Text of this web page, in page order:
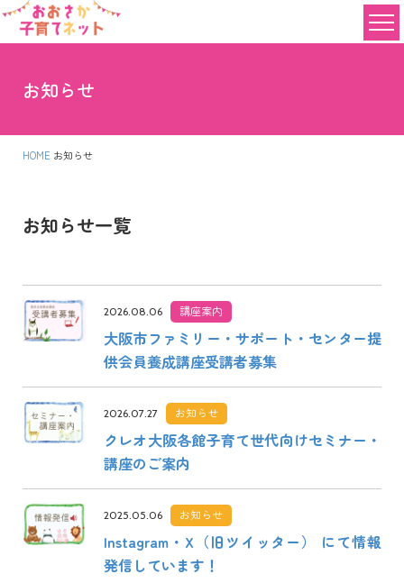
お知らせ
HOME お知らせ
お知らせ一覧
2026.08.06 講座案内
大阪市ファミリー・サポート・センター提
供会員養成講座受講者募集
2026.07.27 お知らせ
クレオ大阪各館子育て世代向けセミナー・
講座のご案内
2025.05.06 お知らせ
Instagram・X（旧ツイッター） にて情報
発信しています！